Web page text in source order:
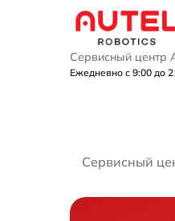
Сервисный центр
Ежедневно с 9:00 до
Сервисный